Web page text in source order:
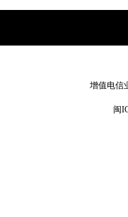
增值电信
闽